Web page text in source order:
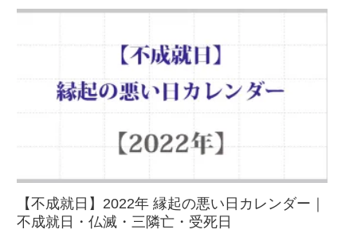
【不成就日】2022年 縁起の悪い日カレンダー｜
不成就日・仏滅・三隣亡・受死日